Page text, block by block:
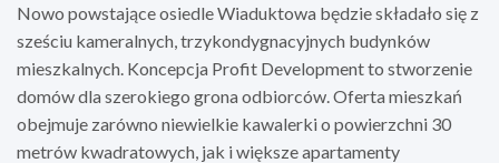
Nowo powstające osiedle Wiaduktowa będzie składało się z
sześciu kameralnych, trzykondygnacyjnych budynków
mieszkalnych. Koncepcja Profit Development to stworzenie
domów dla szerokiego grona odbiorców. Oferta mieszkań
obejmuje zarówno niewielkie kawalerki o powierzchni 30
metrów kwadratowych, jak i większe apartamenty